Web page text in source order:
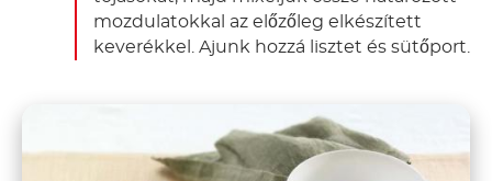
mozdulatokkal az előzőleg elkészített
keverékkel. Ajunk hozzá lisztet és sütőport.